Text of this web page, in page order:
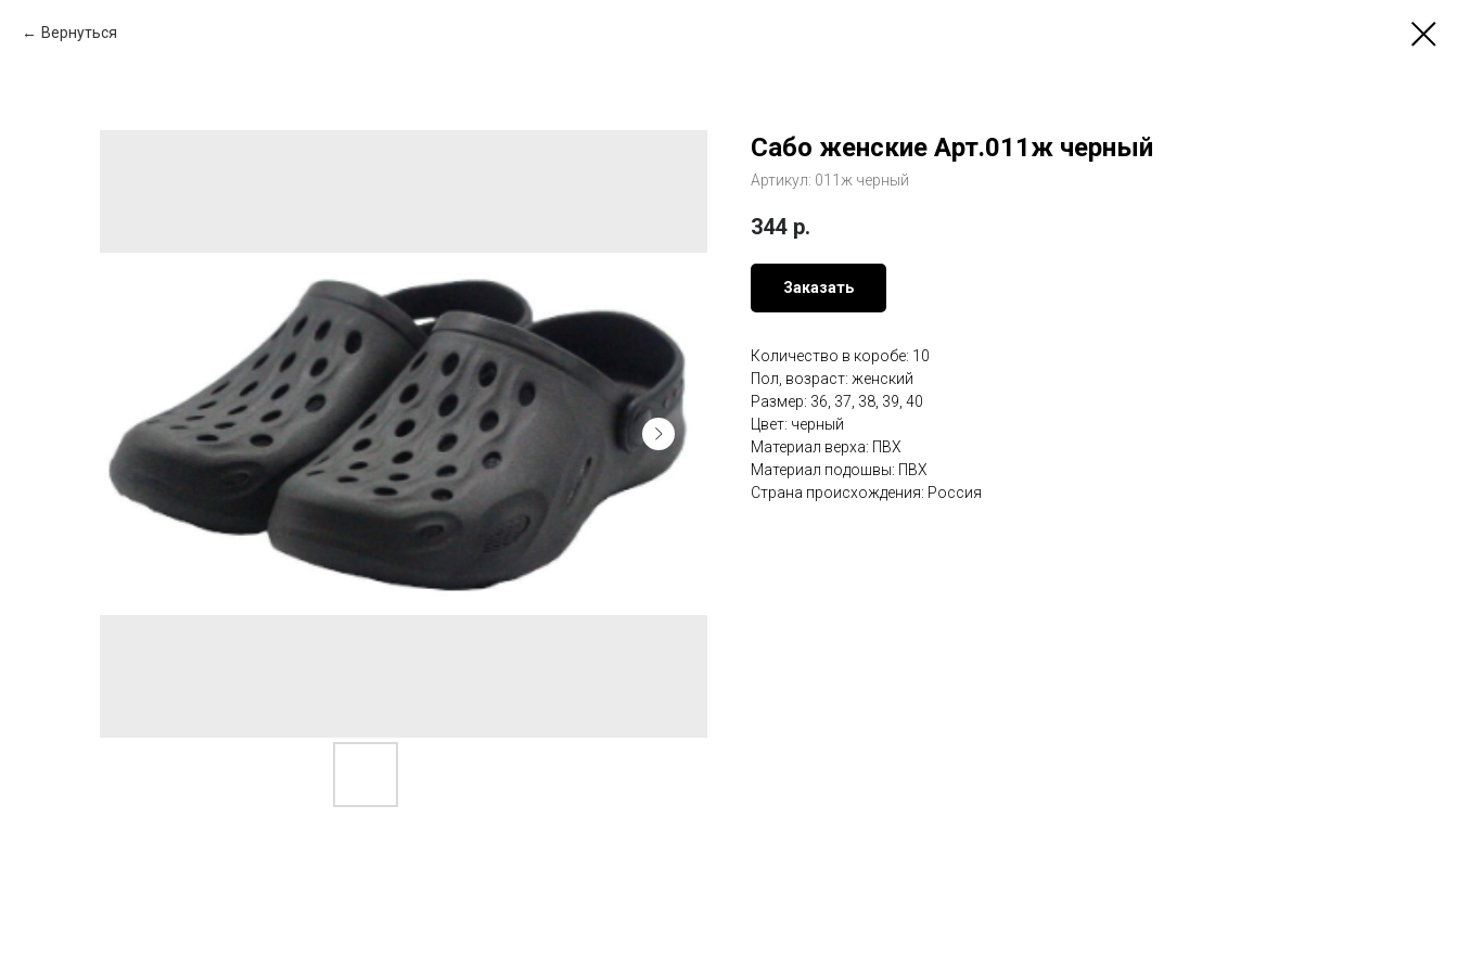
Вернуться
Сабо женские Арт.011ж черный
Артикул: 011ж черный
344 р.
Заказать
Количество в коробе: 10
Пол, возраст: женский
Размер: 36, 37, 38, 39, 40
Цвет: черный
Материал верха: ПВХ
Материал подошвы: ПВХ
Страна происхождения: Россия